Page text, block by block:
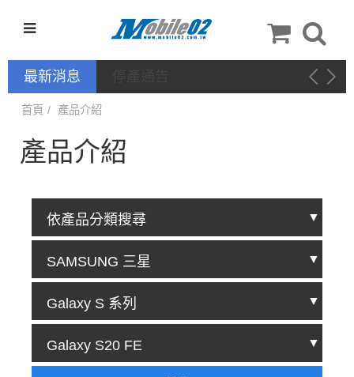
最新消息
首頁 產品介紹
產品介紹